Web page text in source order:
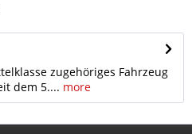
zugehöriges Fahrzeug
dem 5.... more